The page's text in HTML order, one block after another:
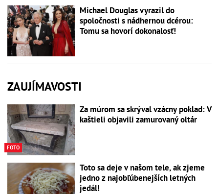
Michael Douglas vyrazil do
spoločnosti s nádhernou dcérou:
Tomu sa hovorí dokonalosť!
ZAUJÍMAVOSTI
FOTO
Za múrom sa skrýval vzácny poklad: V
kaštieli objavili zamurovaný oltár
Toto sa deje v našom tele, ak zjeme
jedno z najobľúbenejších letných
jedál!